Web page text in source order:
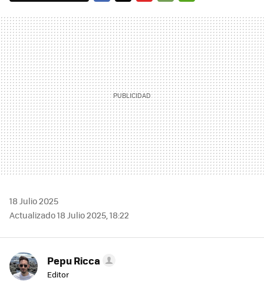
MAIL
18 Julio 2025
Actualizado 18 Julio 2025, 18:22
Pepu Ricca
Editor